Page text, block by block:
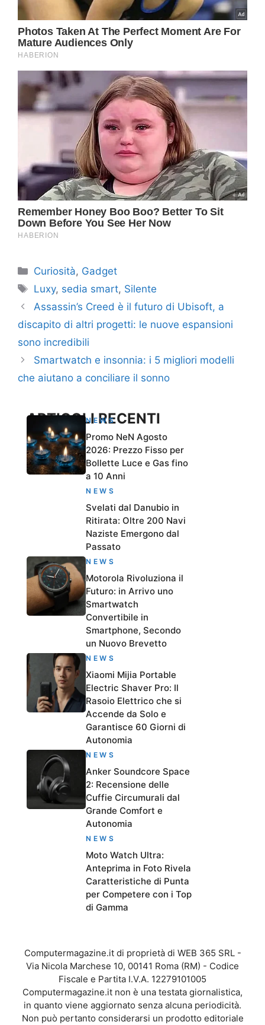
Categorie
Curiosità, Gadget
Tag
Luxy, sedia smart, Silente
Assassin’s Creed è il futuro di Ubisoft, a
discapito di altri progetti: le nuove espansioni
sono incredibili
Smartwatch e insonnia: i 5 migliori modelli
che aiutano a conciliare il sonno
ARTICOLI RECENTI
NEWS
Promo NeN Agosto
2026: Prezzo Fisso per
Bollette Luce e Gas fino
a 10 Anni
NEWS
Svelati dal Danubio in
Ritirata: Oltre 200 Navi
Naziste Emergono dal
Passato
NEWS
Motorola Rivoluziona il
Futuro: in Arrivo uno
Smartwatch
Convertibile in
Smartphone, Secondo
un Nuovo Brevetto
NEWS
Xiaomi Mijia Portable
Electric Shaver Pro: Il
Rasoio Elettrico che si
Accende da Solo e
Garantisce 60 Giorni di
Autonomia
NEWS
Anker Soundcore Space
2: Recensione delle
Cuffie Circumurali dal
Grande Comfort e
Autonomia
NEWS
Moto Watch Ultra:
Anteprima in Foto Rivela
Caratteristiche di Punta
per Competere con i Top
di Gamma
Computermagazine.it di proprietà di WEB 365 SRL -
Via Nicola Marchese 10, 00141 Roma (RM) - Codice
Fiscale e Partita I.V.A. 12279101005
Computermagazine.it non è una testata giornalistica,
in quanto viene aggiornato senza alcuna periodicità.
Non può pertanto considerarsi un prodotto editoriale